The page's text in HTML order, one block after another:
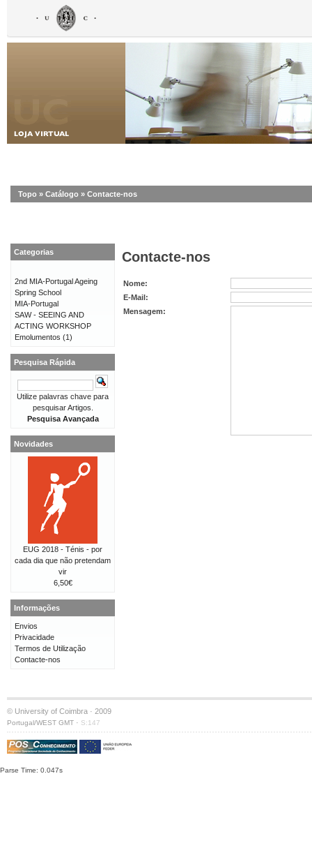
Topo » Catálogo » Contacte-nos
Contacte-nos
Nome:
E-Mail:
Mensagem:
Categorias
2nd MIA-Portugal Ageing
Spring School
MIA-Portugal
SAW - SEEING AND
ACTING WORKSHOP
Emolumentos (1)
Pesquisa Rápida
Utilize palavras chave para
pesquisar Artigos.
Pesquisa Avançada
Novidades
EUG 2018 - Ténis - por
cada dia que não pretendam
vir
6,50€
Informações
Envios
Privacidade
Termos de Utilização
Contacte-nos
© University of Coimbra · 2009
Portugal/WEST GMT · S:147
Parse Time: 0.047s